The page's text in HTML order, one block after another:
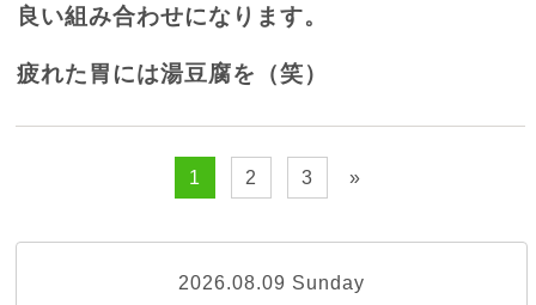
良い組み合わせになります。
疲れた胃には湯豆腐を（笑）
1 2 3 »
2026.08.09 Sunday